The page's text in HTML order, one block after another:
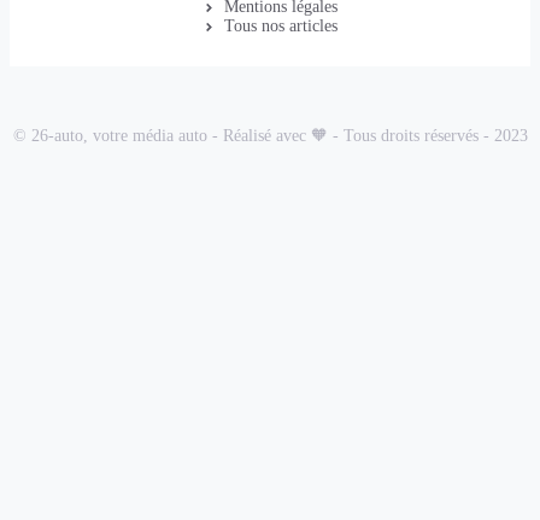
Mentions légales
Tous nos articles
© 26-auto, votre média auto - Réalisé avec 🧡 - Tous droits réservés - 2023